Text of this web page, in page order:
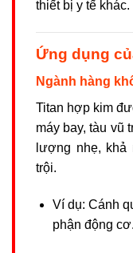
thiết bị y tế khác.
Ứng dụng
Ngành hàng
Titan hợp kim
máy bay, tàu vũ
lượng nhẹ,
trội.
Ví dụ: Cánh
phận động cơ.